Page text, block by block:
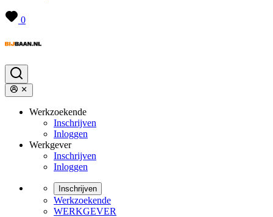
0
Werkzoekende
Inschrijven
Inloggen
Werkgever
Inschrijven
Inloggen
Inschrijven
Werkzoekende
WERKGEVER